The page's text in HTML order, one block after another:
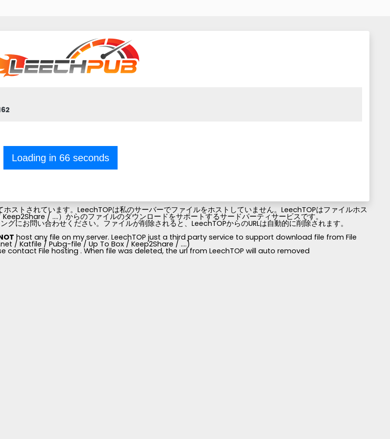
Loading in 66 seconds
ストされています。LeechTOPは私のサーバーでファイルをホストしていません。LeechTOPはファイルホス
/ ....）からのファイルのダウンロードをサポートするサードパーティサービスです。
にお問い合わせください。ファイルが削除されると、LeechTOPからのURLは自動的に削除されます。
host any file on my server. LeechTOP just a third party service to support download file from File
/ Katfile / Pubg-file / Up To Box / Keep2Share / ....)
File hosting . When file was deleted, the url from LeechTOP will auto removed